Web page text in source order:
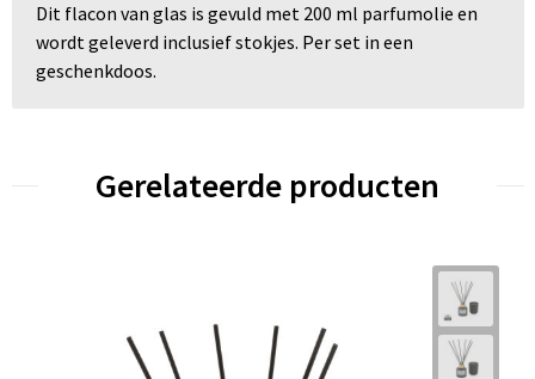
Dit flacon van glas is gevuld met 200 ml parfumolie en
wordt geleverd inclusief stokjes. Per set in een
geschenkdoos.
Gerelateerde producten